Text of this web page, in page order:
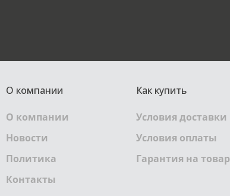
О компании
О компании
Новости
Политика
Контакты
Как купить
Условия доставки
Условия оплаты
Гарантия на товар